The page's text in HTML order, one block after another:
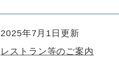
2025年7月1日更新
レストラン等のご案内